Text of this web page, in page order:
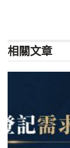
相關文章